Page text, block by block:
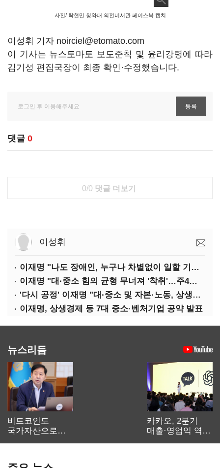
사진/ 탁현민 청와대 의전비서관 페이스북 캡쳐
이성휘 기자 noirciel@etomato.com
이 기사는 뉴스토마토 보도준칙 및 윤리강령에 따라
김기성 편집국장이 최종 확인·수정했습니다.
댓글 0
0/0 댓글 더보기
이성휘
이재명 "나도 장애인, 누구나 차별없이 일할 기회 중요"
이재명 "대·중소 힘의 균형 무너져 '착취'…주4일제, 가야할 길"
'다시 공정' 이재명 "대·중소 및 자본·노동, 상생하는 공정한 성장"
이재명, 상생경제 등 7대 중소·벤처기업 공약 발표
뉴스리듬
비트코인도
국가자산으로…'
카카오, 2분기
매출·영업익 역대